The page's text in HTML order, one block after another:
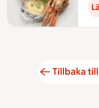
Tillbaka